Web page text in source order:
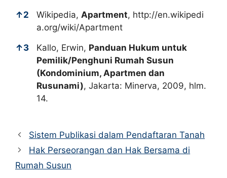
↑2 Wikipedia, Apartment, http://en.wikipedi
a.org/wiki/Apartment
↑3 Kallo, Erwin, Panduan Hukum untuk
Pemilik/Penghuni Rumah Susun
(Kondominium, Apartmen dan
Rusunami), Jakarta: Minerva, 2009, hlm.
14.
Sistem Publikasi dalam Pendaftaran Tanah
Hak Perseorangan dan Hak Bersama di
Rumah Susun